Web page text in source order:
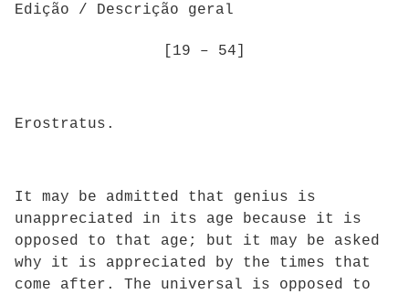
Edição / Descrição geral
[19 – 54]
Erostratus.
It may be admitted that genius is
unappreciated in its age because it is
opposed to that age; but it may be asked
why it is appreciated by the times that
come after. The universal is opposed to